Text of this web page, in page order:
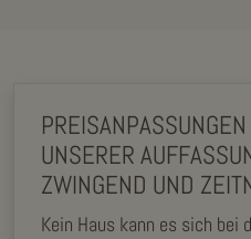
UNSERER
ZWINGEND UND
Kein Haus kann es sich bei